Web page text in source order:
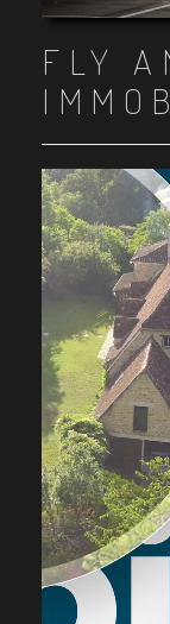
FLY